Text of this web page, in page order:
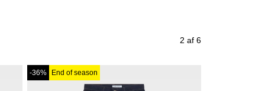
2 af 6
-36% End of season